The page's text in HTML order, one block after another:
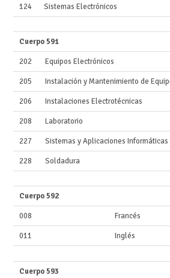
124 Sistemas Electrónicos
Cuerpo 591
202 Equipos Electrónicos
205 Instalación y Mantenimiento de
206 Instalaciones Electrotécnicas
208 Laboratorio
227 Sistemas y Aplicaciones Informáticas
228 Soldadura
Cuerpo 592
008 Francés
011 Inglés
Cuerpo 593